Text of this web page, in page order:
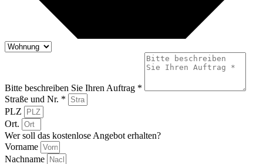
Bitte beschreiben Sie Ihren Auftrag *
Straße und Nr. *
PLZ
Ort.
Wer soll das kostenlose Angebot erhalten?
Vorname
Nachname